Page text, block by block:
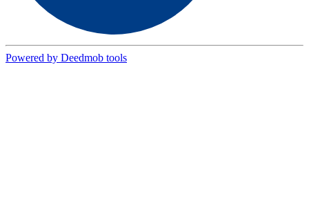
Powered by Deedmob tools